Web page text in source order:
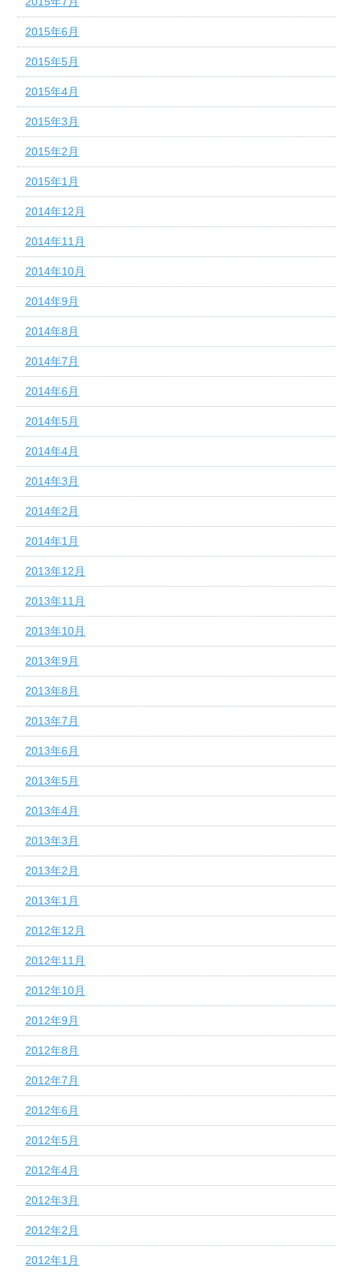
2015年6月
2015年5月
2015年4月
2015年3月
2015年2月
2015年1月
2014年12月
2014年11月
2014年10月
2014年9月
2014年8月
2014年7月
2014年6月
2014年5月
2014年4月
2014年3月
2014年2月
2014年1月
2013年12月
2013年11月
2013年10月
2013年9月
2013年8月
2013年7月
2013年6月
2013年5月
2013年4月
2013年3月
2013年2月
2013年1月
2012年12月
2012年11月
2012年10月
2012年9月
2012年8月
2012年7月
2012年6月
2012年5月
2012年4月
2012年3月
2012年2月
2012年1月